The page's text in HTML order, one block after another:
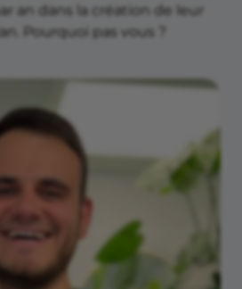
an dans la création de leur
Pourquoi pas vous ?